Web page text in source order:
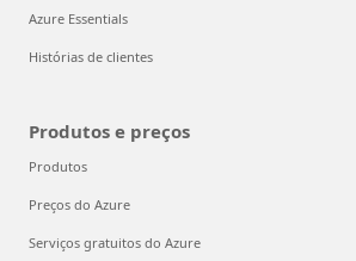
Azure Essentials
Histórias de clientes
Produtos e preços
Produtos
Preços do Azure
Serviços gratuitos do Azure